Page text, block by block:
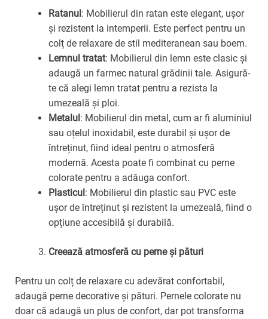
Ratanul: Mobilierul din ratan este elegant, ușor
și rezistent la intemperii. Este perfect pentru un
colț de relaxare de stil mediteranean sau boem.
Lemnul tratat: Mobilierul din lemn este clasic și
adaugă un farmec natural grădinii tale. Asigură-
te că alegi lemn tratat pentru a rezista la
umezeală și ploi.
Metalul: Mobilierul din metal, cum ar fi aluminiul
sau oțelul inoxidabil, este durabil și ușor de
întreținut, fiind ideal pentru o atmosferă
modernă. Acesta poate fi combinat cu perne
colorate pentru a adăuga confort.
Plasticul: Mobilierul din plastic sau PVC este
ușor de întreținut și rezistent la umezeală, fiind o
opțiune accesibilă și durabilă.
Creează atmosferă cu perne și pături
Pentru un colț de relaxare cu adevărat confortabil,
adaugă perne decorative și pături. Pernele colorate nu
doar că adaugă un plus de confort, dar pot transforma